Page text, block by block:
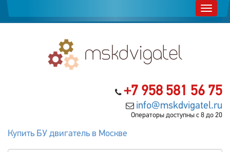
+7 958 581 56 75
info@mskdvigatel.ru
Операторы доступны с 8 до 20
Купить БУ двигатель в Москве